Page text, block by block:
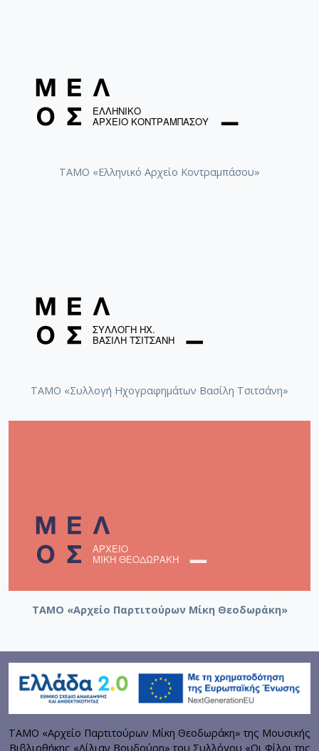
ΤΑΜΟ «Ελληνικό Αρχείο Κοντραμπάσου»
ΤΑΜΟ «Συλλογή Ηχογραφημάτων Βασίλη Τσιτσάνη»
ΤΑΜΟ «Αρχείο Παρτιτούρων Μίκη Θεοδωράκη»
ΤΑΜΟ «Αρχείο Παρτιτούρων Μίκη Θεοδωράκη» της Μουσικής
Βιβλιοθήκης «Λίλιαν Βουδούρη» του Συλλόγου «Οι Φίλοι της